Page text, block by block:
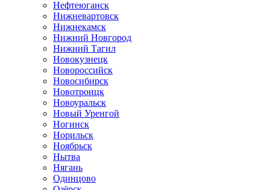
Нефтеюганск
Нижневартовск
Нижнекамск
Нижний Новгород
Нижний Тагил
Новокузнецк
Новороссийск
Новосибирск
Новотроицк
Новоуральск
Новый Уренгой
Ногинск
Норильск
Ноябрьск
Нытва
Нягань
Одинцово